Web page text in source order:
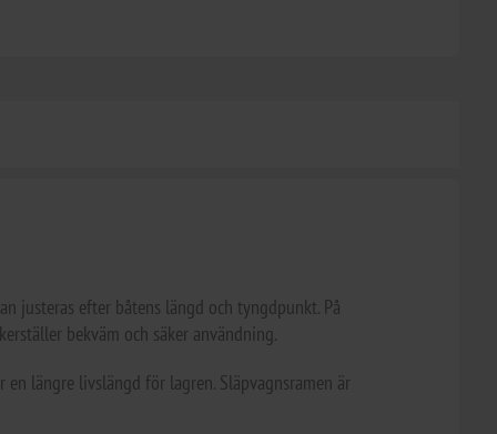
justeras efter båtens längd och tyngdpunkt. På
bekväm och säker användning.
längre livslängd för lagren. Släpvagnsramen är